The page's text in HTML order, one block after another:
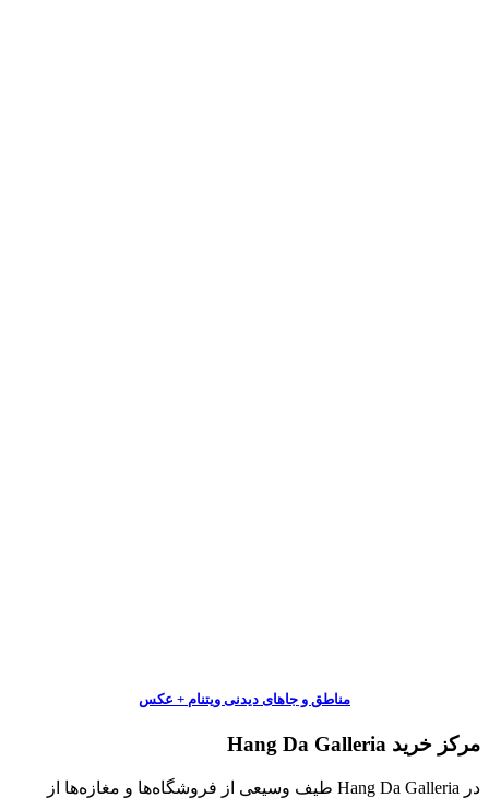
مناطق و جاهای دیدنی ویتنام + عکس
مرکز خرید Hang Da Galleria
در Hang Da Galleria طیف وسیعی از فروشگاه‌ها و مغازه‌ها از